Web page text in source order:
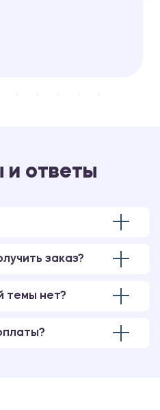
и ответы
заказ?
темы нет?